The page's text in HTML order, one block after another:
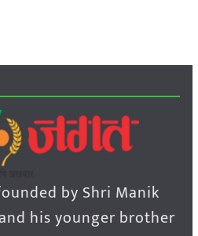
by Shri Manik
his younger brother